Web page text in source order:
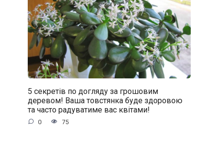
5 секретів по догляду за грошовим
деревом! Ваша товстянка буде здоровою
та часто радуватиме вас квітами!
0 75